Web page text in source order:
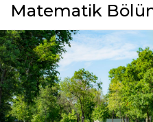
Matematik